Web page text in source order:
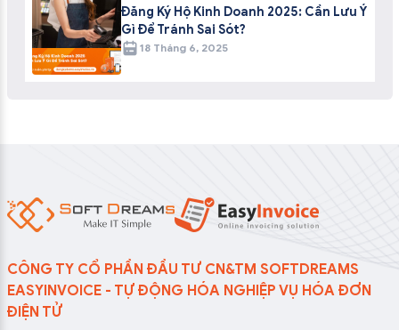
Đăng Ký Hộ Kinh Doanh 2025: Cần Lưu Ý
Gì Để Tránh Sai Sót?
18 Tháng 6, 2025
CÔNG TY CỔ PHẦN ĐẦU TƯ CN&TM SOFTDREAMS
EASYINVOICE - TỰ ĐỘNG HÓA NGHIỆP VỤ HÓA ĐƠN
ĐIỆN TỬ